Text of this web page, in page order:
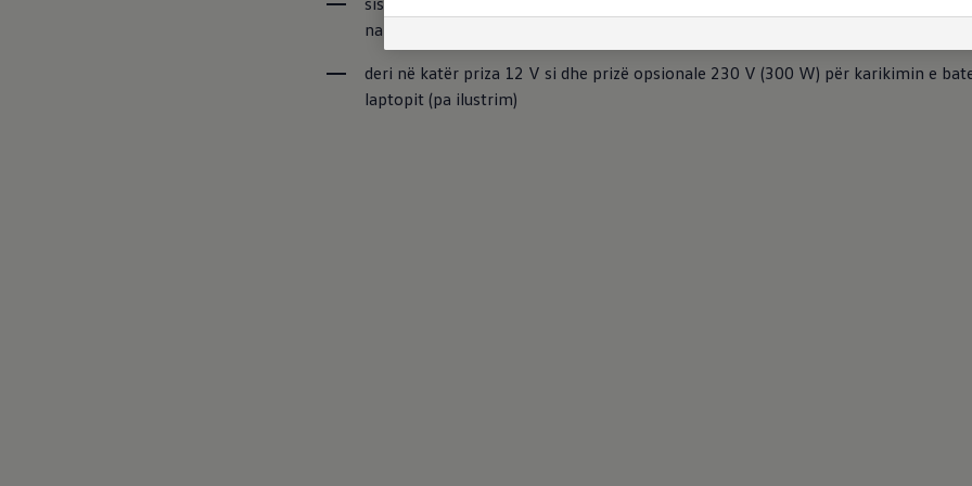
navigimit
deri në katër priza 12 V si dhe prizë opsionale 230 V (300 W) për karikimin e
laptopit (pa ilustrim)